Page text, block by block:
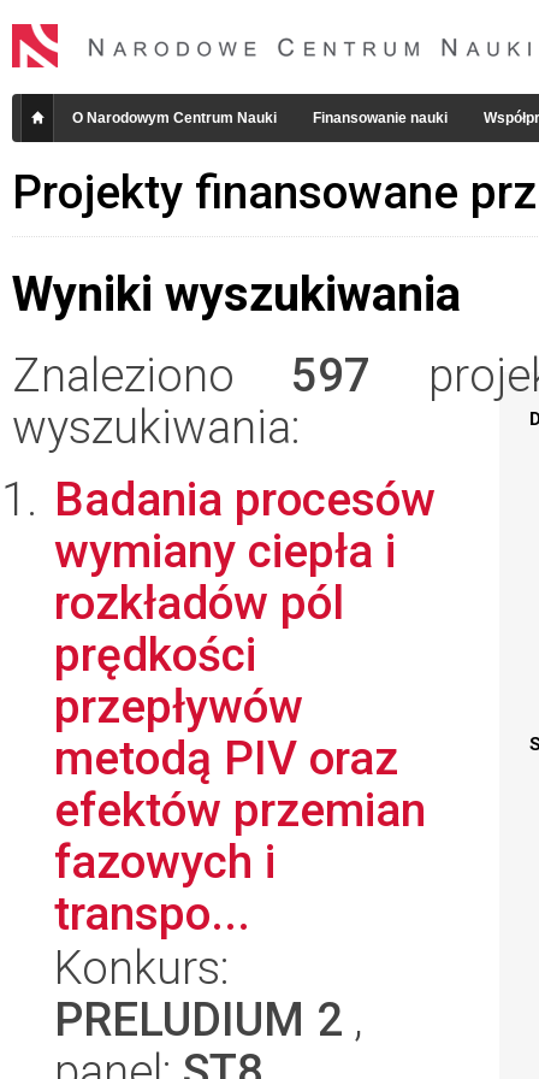
O Narodowym Centrum Nauki Finansowanie nauki
Projekty finansowane
Wyniki wyszukiwania
Znaleziono 597
wyszukiwania:
Badania procesów
wymiany ciepła i
rozkładów pól
prędkości
przepływów
metodą PIV oraz
efektów przemian
fazowych i
transpo...
Konkurs:
PRELUDIUM 2 ,